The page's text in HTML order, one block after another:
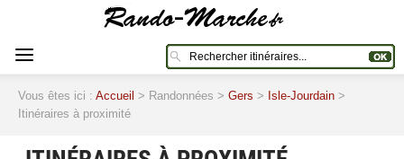
Vous êtes ici : Accueil > Randonnées > Gers > Isle-Jourdain >
Itinéraires à proximité